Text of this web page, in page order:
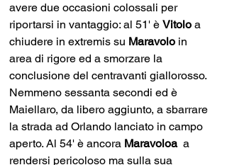
avere due occasioni colossali per
riportarsi in vantaggio: al 51' è Vitolo a
chiudere in extremis su Maravolo in
area di rigore ed a smorzare la
conclusione del centravanti giallorosso.
Nemmeno sessanta secondi ed è
Maiellaro, da libero aggiunto, a sbarrare
la strada ad Orlando lanciato in campo
aperto. Al 54' è ancora Maravoloa a
rendersi pericoloso ma sulla sua